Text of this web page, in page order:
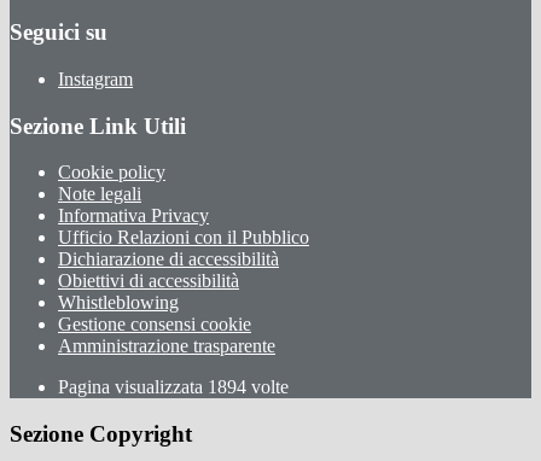
Seguici su
Instagram
Sezione Link Utili
Cookie policy
Note legali
Informativa Privacy
Ufficio Relazioni con il Pubblico
Dichiarazione di accessibilità
Obiettivi di accessibilità
Whistleblowing
Gestione consensi cookie
Amministrazione trasparente
Pagina visualizzata 1894 volte
Sezione Copyright